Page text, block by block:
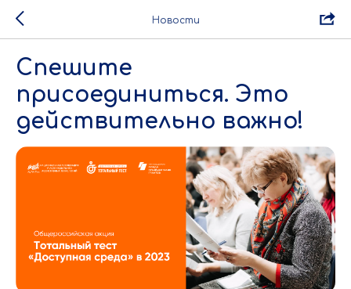
Новости
Спешите
присоединиться. Это
действительно важно!